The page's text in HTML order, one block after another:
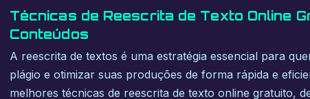
Técnicas de Reescrita de Texto Online
Conteúdos
A reescrita de textos é uma estratégia essencial para
plágio e otimizar suas produções de forma rápida e
melhores técnicas de reescrita de texto online gratuito,